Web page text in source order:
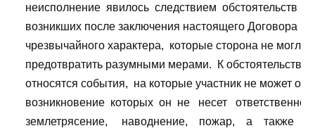
неисполнение  явилось  следствием  обстоятельств
возникших после заключения настоящего Договора в
чрезвычайного характера,  которые сторона не могла
предотвратить разумными мерами.  К
относятся события,  на которые участник не может
возникновение  которых  он  не   несет
землетрясение,     наводнение,    пожар,    а    также